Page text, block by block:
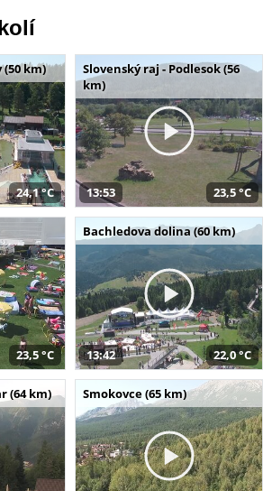
km)
24,1 °C
Slovenský raj - Podlesok (56
km)
13:53 23,5 °C
23,5 °C
Bachledova dolina (60 km)
13:42 22,0 °C
(64 km) Smokovce (65 km)